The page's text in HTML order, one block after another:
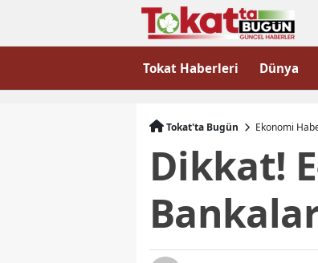
Tokat Haberleri Dünya
Tokat'ta Bugün Ekonomi
Dikkat!